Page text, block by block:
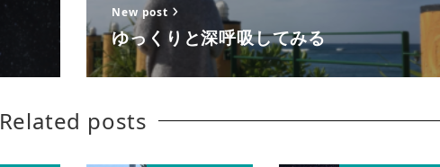
New post
ゆっくりと深呼吸してみる
Related posts